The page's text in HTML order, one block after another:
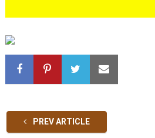
PREV ARTICLE